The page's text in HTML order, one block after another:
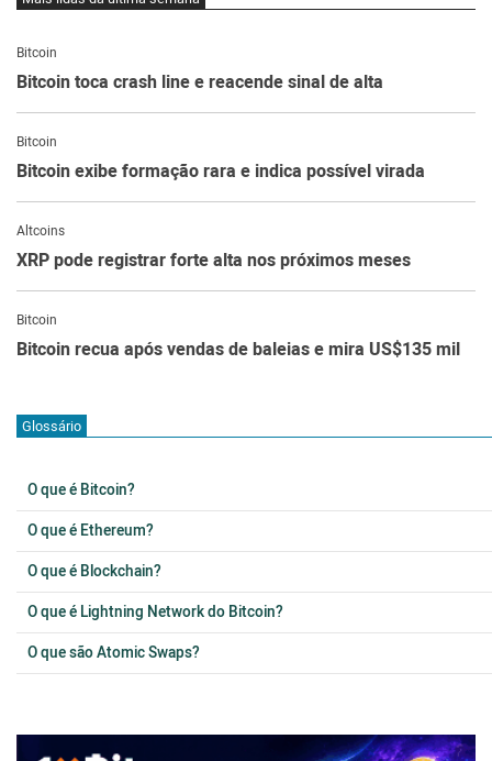
Bitcoin
Bitcoin toca crash line e reacende sinal de alta
Bitcoin
Bitcoin exibe formação rara e indica possível virada
Altcoins
XRP pode registrar forte alta nos próximos meses
Bitcoin
Bitcoin recua após vendas de baleias e mira US$135 mil
Glossário
O que é Bitcoin?
O que é Ethereum?
O que é Blockchain?
O que é Lightning Network do Bitcoin?
O que são Atomic Swaps?